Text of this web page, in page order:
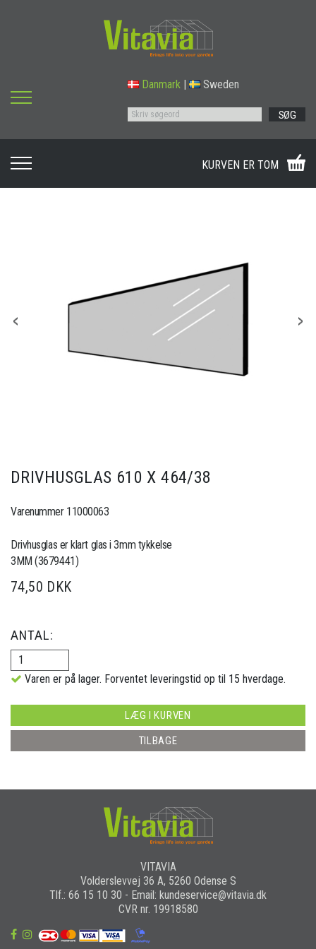
Danmark Sweden
SØG
KURVEN ER TOM
DRIVHUSGLAS 610 X 464/38
Varenummer 11000063
Drivhusglas er klart glas i 3mm tykkelse
3MM (3679441)
74,50 DKK
ANTAL:
Varen er på lager. Forventet leveringstid op til 15 hverdage.
LÆG I KURVEN
TILBAGE
VITAVIA
Volderslevvej 36 A, 5260 Odense S
Tlf.: 66 15 10 30 - Email: kundeservice@vitavia.dk
CVR nr. 19918580